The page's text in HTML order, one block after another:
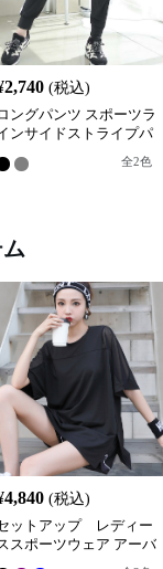
2,740 (税込)
ングパンツ スポーツラ
ンサイドストライプパ
全2色
4,840 (税込)
ットアップ レディー
スポーツウェア アーバ
ンアスリート スポーツセ